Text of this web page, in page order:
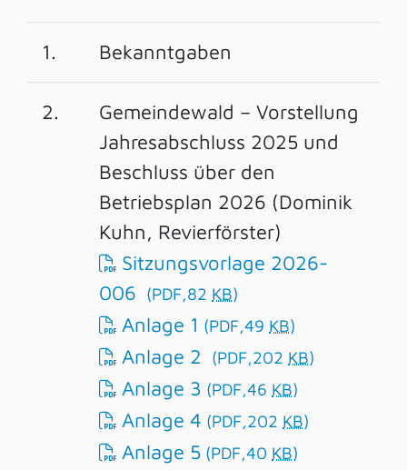
1. Bekanntgaben
2.
Gemeindewald – Vorstellung
Jahresabschluss 2025 und
Beschluss über den
Betriebsplan 2026 (Dominik
Kuhn, Revierförster)
Sitzungsvorlage 2026-
006 (PDF,82 KB)
Anlage 1 (PDF,49 KB)
Anlage 2 (PDF,202 KB)
Anlage 3 (PDF,46 KB)
Anlage 4 (PDF,202 KB)
Anlage 5 (PDF,40 KB)